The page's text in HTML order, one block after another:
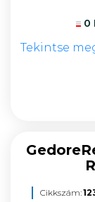
0
Tekintse
Cikkszám: